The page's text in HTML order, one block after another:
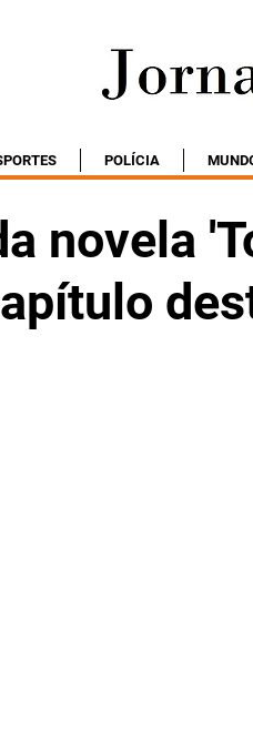
POLÍCIA
novela